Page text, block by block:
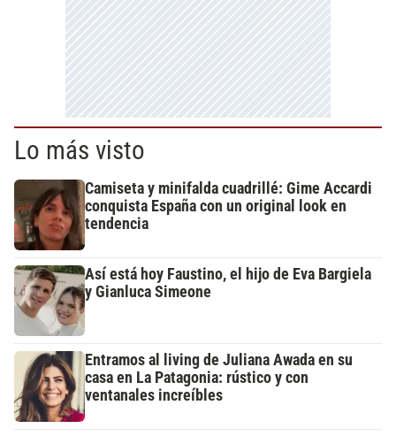
Lo más visto
Camiseta y minifalda cuadrillé: Gime Accardi
conquista España con un original look en
tendencia
Así está hoy Faustino, el hijo de Eva Bargiela
y Gianluca Simeone
Entramos al living de Juliana Awada en su
casa en La Patagonia: rústico y con
ventanales increíbles